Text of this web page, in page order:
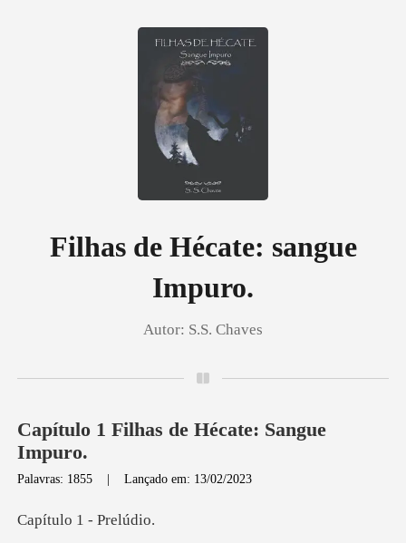
Histórico
Filhas de Hécate: sangue
Impuro.
Autor: S.S. Chaves
Capítulo 1 Filhas de Hécate: Sangue
Impuro.
Palavras: 1855 |Lançado em: 13/02/2023
o 1 - P